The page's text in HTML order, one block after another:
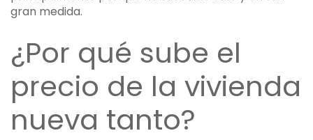
gran medida.
¿Por qué sube el
precio de la vivienda
nueva tanto?